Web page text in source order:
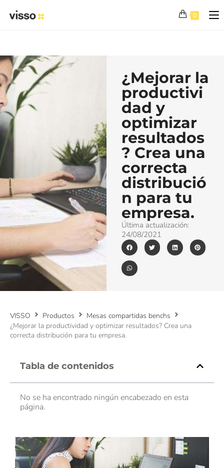
0
¿Mejorar la
productivi
dad y
optimizar
resultados
? Crea una
correcta
distribució
n para tu
empresa.
Última actualización:
24/08/2021
VISSO Productos
Mesas compartidas benchs
¿Mejorar la productividad y optimizar resultados? Crea una
correcta distribución para tu empresa.
Tabla de contenidos
No se ha encontrado ningún encabezado en esta
página.